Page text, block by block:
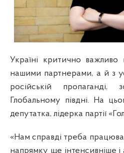
Україні критично
нашими партнерами, а й з
російській
Глобальному півдні. На
депутатка, лідерка партії
«Нам справді треба
напрямку ще інтенсивніше і